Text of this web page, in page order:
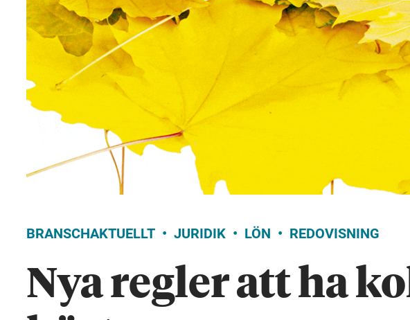
BRANSCHAKTUELLT JURIDIK LÖN REDOVISNING
Nya regler att ha